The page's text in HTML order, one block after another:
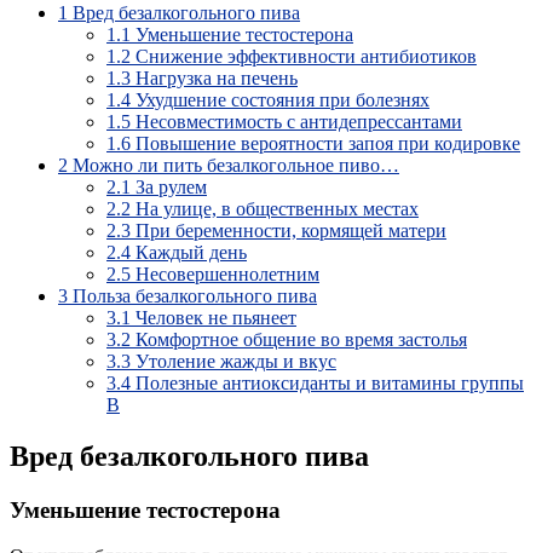
1 Вред безалкогольного пива
1.1 Уменьшение тестостерона
1.2 Снижение эффективности антибиотиков
1.3 Нагрузка на печень
1.4 Ухудшение состояния при болезнях
1.5 Несовместимость с антидепрессантами
1.6 Повышение вероятности запоя при кодировке
2 Можно ли пить безалкогольное пиво…
2.1 За рулем
2.2 На улице, в общественных местах
2.3 При беременности, кормящей матери
2.4 Каждый день
2.5 Несовершеннолетним
3 Польза безалкогольного пива
3.1 Человек не пьянеет
3.2 Комфортное общение во время застолья
3.3 Утоление жажды и вкус
3.4 Полезные антиоксиданты и витамины группы
B
Вред безалкогольного пива
Уменьшение тестостерона